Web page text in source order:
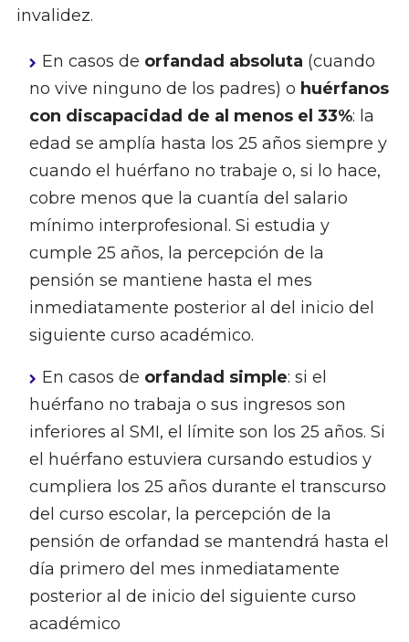
invalidez.
En casos de orfandad absoluta (cuando
no vive ninguno de los padres) o huérfanos
con discapacidad de al menos el 33%: la
edad se amplía hasta los 25 años siempre y
cuando el huérfano no trabaje o, si lo hace,
cobre menos que la cuantía del salario
mínimo interprofesional. Si estudia y
cumple 25 años, la percepción de la
pensión se mantiene hasta el mes
inmediatamente posterior al del inicio del
siguiente curso académico.
En casos de orfandad simple: si el
huérfano no trabaja o sus ingresos son
inferiores al SMI, el límite son los 25 años. Si
el huérfano estuviera cursando estudios y
cumpliera los 25 años durante el transcurso
del curso escolar, la percepción de la
pensión de orfandad se mantendrá hasta el
día primero del mes inmediatamente
posterior al de inicio del siguiente curso
académico